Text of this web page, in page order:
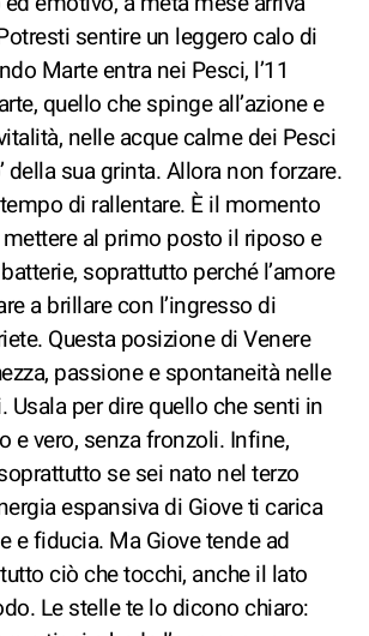
sentire un leggero calo di
Marte entra nei Pesci, l’11
quello che spinge all’azione e
nelle acque calme dei Pesci
della sua grinta. Allora non forzare.
di rallentare. È il momento
al primo posto il riposo e
soprattutto perché l’amore
a brillare con l’ingresso di
Questa posizione di Venere
passione e spontaneità nelle
Usala per dire quello che senti in
e vero, senza fronzoli. Infine,
se sei nato nel terzo
espansiva di Giove ti carica
e fiducia. Ma Giove tende ad
ciò che tocchi, anche il lato
Le stelle te lo dicono chiaro: